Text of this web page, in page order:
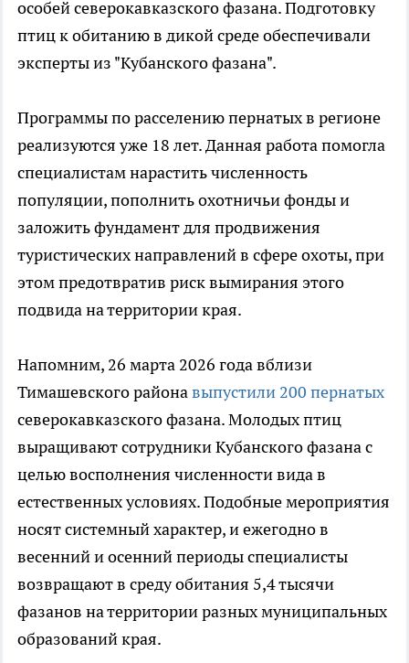
особей северокавказского фазана. Подготовку
птиц к обитанию в дикой среде обеспечивали
эксперты из "Кубанского фазана".
Программы по расселению пернатых в регионе
реализуются уже 18 лет. Данная работа помогла
специалистам нарастить численность
популяции, пополнить охотничьи фонды и
заложить фундамент для продвижения
туристических направлений в сфере охоты, при
этом предотвратив риск вымирания этого
подвида на территории края.
Напомним, 26 марта 2026 года вблизи
Тимашевского районавыпустили 200 пернатых
северокавказского фазана. Молодых птиц
выращивают сотрудники Кубанского фазана с
целью восполнения численности вида в
естественных условиях. Подобные мероприятия
носят системный характер, и ежегодно в
весенний и осенний периоды специалисты
возвращают в среду обитания 5,4 тысячи
фазанов на территории разных муниципальных
образований края.